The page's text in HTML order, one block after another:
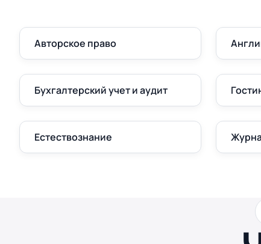
Авторское право
Бухгалтерский учет и аудит
Естествознание